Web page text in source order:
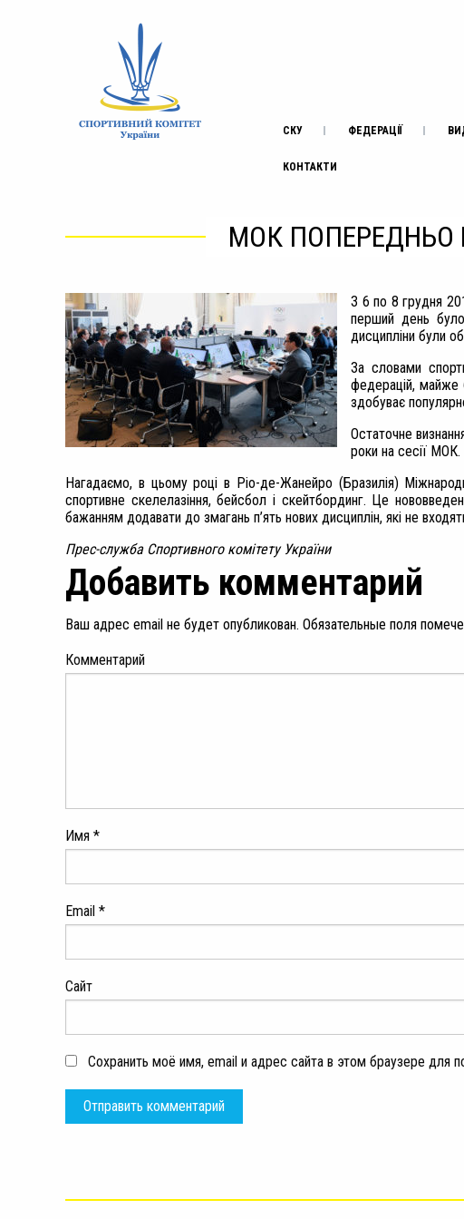
СКУ ФЕДЕРАЦІЇ
КОНТАКТИ
МОК ПОПЕРЕДНЬО
З 6 по 8 грудня
перший день було
дисципліни були
За словами
федерацій, майже
здобуває
Остаточне
роки на сесії МОК.
Нагадаємо, в цьому році в Ріо-де-Жанейро (Бразилія)
спортивне скелелазіння, бейсбол і скейтбординг. Це
бажанням додавати до змагань п’ять нових дисциплін, які не
Прес-служба Спортивного комітету України
Добавить комментарий
Ваш адрес email не будет опубликован. Обязательные поля
Комментарий
Имя *
Email *
Сайт
Сохранить моё имя, email и адрес сайта в этом браузере для